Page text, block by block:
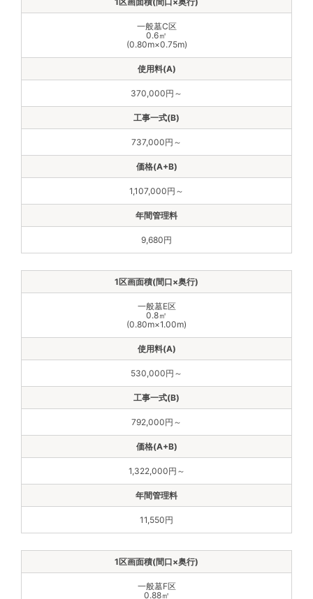
一般墓C区
0.6㎡
(0.80m×0.75m)
370,000円～
737,000円～
1,107,000円～
9,680円
一般墓E区
0.8㎡
(0.80m×1.00m)
530,000円～
792,000円～
1,322,000円～
11,550円
一般墓F区
0.88㎡